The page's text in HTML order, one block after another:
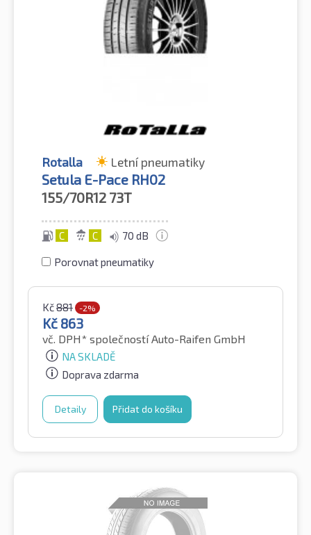
Rotalla Letní pneumatiky
Setula E-Pace RH02
155/70R12 73T
C C 70 dB
Porovnat pneumatiky
Kč881 -2%
Kč 863
vč. DPH* společností Auto-Raifen GmbH
NA SKLADĚ
Doprava zdarma
Detaily Přidat do košíku